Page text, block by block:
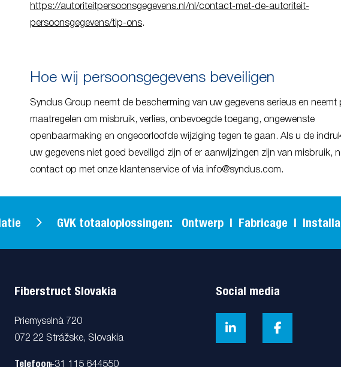
https://autoriteitpersoonsgegevens.nl/nl/contact-met-de-autoriteit-
persoonsgegevens/tip-ons.
Hoe wij persoonsgegevens beveiligen
Syndus Group neemt de bescherming van uw gegevens serieus en neemt
maatregelen om misbruik, verlies, onbevoegde toegang, ongewenste
openbaarmaking en ongeoorloofde wijziging tegen te gaan. Als u de
uw gegevens niet goed beveiligd zijn of er aanwijzingen zijn van misbruik,
contact op met onze klantenservice of via info@syndus.com.
GVK totaaloplossingen: Ontwerp | Fabricage | Installatie
Fiberstruct Slovakia
Priemyselnà 720
072 22 Strážske, Slovakia
Telefoon+31 115 644550
Social media